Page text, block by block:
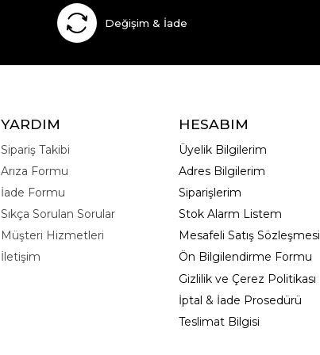
Değişim & İade
YARDIM
Sipariş Takibi
Arıza Formu
İade Formu
Sıkça Sorulan Sorular
Müşteri Hizmetleri
İletişim
HESABIM
Üyelik Bilgilerim
Adres Bilgilerim
Siparişlerim
Stok Alarm Listem
Mesafeli Satış Sözleşmesi
Ön Bilgilendirme Formu
Gizlilik ve Çerez Politikası
İptal & İade Prosedürü
Teslimat Bilgisi